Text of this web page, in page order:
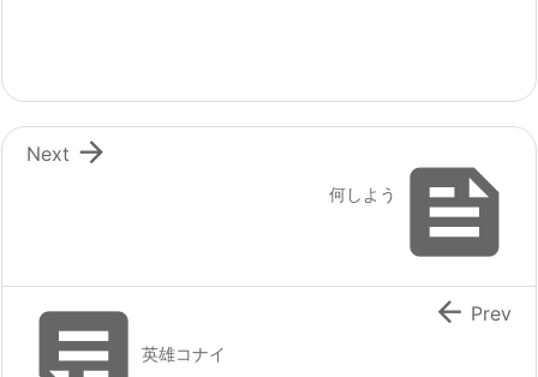

何しよう

Next
英雄コナイ
 Prev